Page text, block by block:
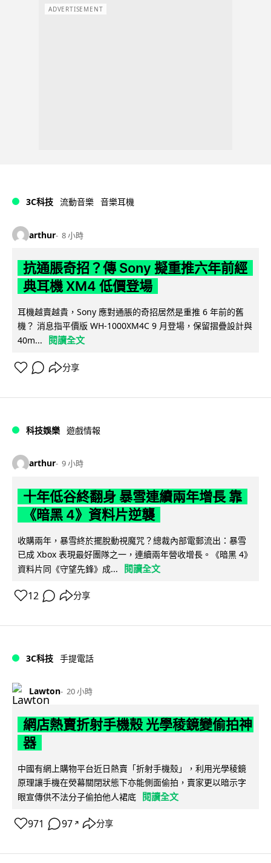
ADVERTISEMENT
3C科技 流動音樂 音樂耳機
arthur 8 小時
抗通脹奇招？傳 Sony 擬重推六年前經
典耳機 XM4 低價登場
耳機越賣越貴，Sony 應對通脹的奇招居然是重推 6 年前的舊
機？ 消息指平價版 WH-1000XM4C 9 月登場，保留摺疊設計與
40m...
閱讀全文
分享
科技娛樂 遊戲情報
arthur 9 小時
十年低谷終翻身 暴雪連續兩年增長 靠
《暗黑 4》資料片逆襲
收購兩年，暴雪終於擺脫動視魔咒？總裁內部電郵流出：暴雪
已成 Xbox 表現最好團隊之一，連續兩年營收增長。《暗黑 4》
資料片同《守望先鋒》成...
閱讀全文
12 分享
3C科技 手提電話
Lawton 20 小時
網店熱賣折射手機殼 光學稜鏡變偷拍神
器
中國有網上購物平台近日熱賣「折射手機殼」，利用光學稜鏡
原理讓手機在熒幕關閉狀態下亦能側面偷拍，賣家更以暗示字
眼宣傳供不法分子偷拍他人裙底 閱讀全文
971 97 ↗ 分享